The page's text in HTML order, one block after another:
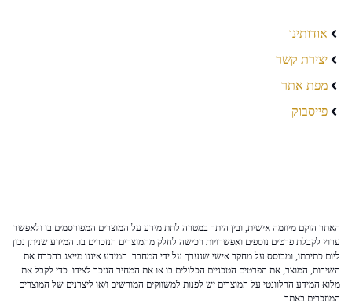
אודותינו
יצירת קשר
מפת אתר
פייסבוק
האתר הוקם מיוזמה אישית, ובין היתר במטרה לתת מידע על המוצרים המפורסמים בו ולאפשר
ערוץ לקבלת פרטים נוספים ואפשרויות רכישה לחלק מהמוצרים הנזכרים בו. המידע שניתן נכון
ליום כתיבתו, ומבוסס על מחקר אישי שנערך על ידי המחבר. המידע איננו מייצג בהכרח את
השירות, המוצר, את הפרטים הטכניים הכלולים בו או את המחיר הנזכר לצידו. כדי לקבל את
מלוא המידע הרלוונטי על המוצרים יש לפנות למשווקים המורשים ו/או ליצרנים של המוצרים
המוזכרים באתר.